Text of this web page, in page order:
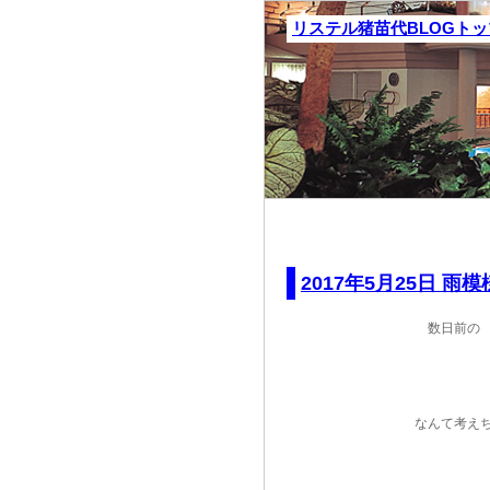
リステル猪苗代BLOGト
2017年5月25日 雨模
数日前の
なんて考え